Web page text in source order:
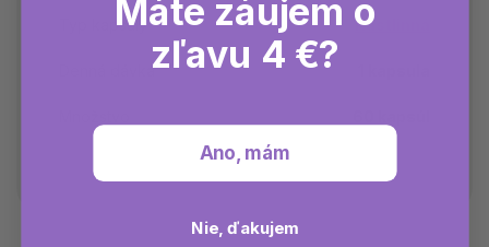
Typ kapsuly Rastlinná
Denná dávka
Máte záujem o
zľavu 4 €?
Ano, mám
Nie, ďakujem